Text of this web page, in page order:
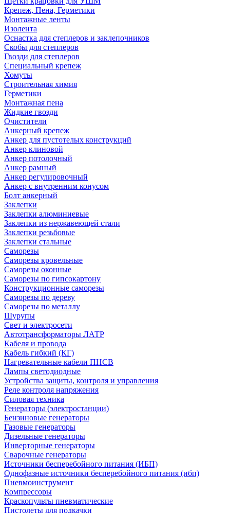
Крепеж, Пена, Герметики
Монтажные ленты
Изолента
Оснастка для степлеров и заклепочников
Скобы для степлеров
Гвозди для степлеров
Специальный крепеж
Хомуты
Строительная химия
Герметики
Монтажная пена
Жидкие гвозди
Очистители
Анкерный крепеж
Анкер для пустотелых конструкций
Анкер клиновой
Анкер потолочный
Анкер рамный
Анкер регулировочный
Анкер с внутренним конусом
Болт анкерный
Заклепки
Заклепки алюминиевые
Заклепки из нержавеющей стали
Заклепки резьбовые
Заклепки стальные
Саморезы
Саморезы кровельные
Саморезы оконные
Саморезы по гипсокартону
Конструкционные саморезы
Саморезы по дереву
Саморезы по металлу
Шурупы
Свет и электросети
Автотрансформаторы ЛАТР
Кабеля и провода
Кабель гибкий (КГ)
Нагревательные кабели ПНСВ
Лампы светодиодные
Устройства защиты, контроля и управления
Реле контроля напряжения
Силовая техника
Генераторы (электростанции)
Бензиновые генераторы
Газовые генераторы
Дизельные генераторы
Инверторные генераторы
Сварочные генераторы
Источники бесперебойного питания (ИБП)
Однофазные источники бесперебойного питания (ибп)
Пневмоинструмент
Компрессоры
Краскопульты пневматические
Пистолеты для подкачки